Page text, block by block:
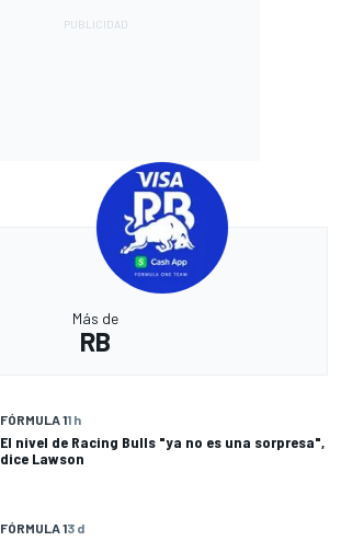
Más de
RB
FÓRMULA 11 h
El nivel de Racing Bulls "ya no es una sorpresa",
dice Lawson
FÓRMULA 13 d